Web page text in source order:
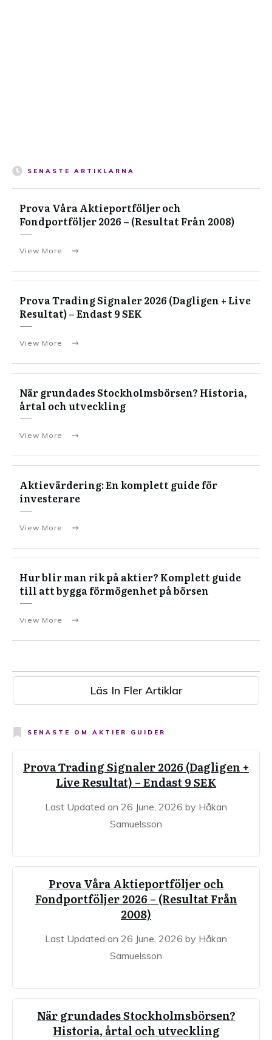
SENASTE ARTIKLARNA
Prova Våra Aktieportföljer och
Fondportföljer 2026 – (Resultat Från 2008)
View More
Prova Trading Signaler 2026 (Dagligen + Live
Resultat) – Endast 9 SEK
View More
När grundades Stockholmsbörsen? Historia,
årtal och utveckling
View More
Aktievärdering: En komplett guide för
investerare
View More
Hur blir man rik på aktier? Komplett guide
till att bygga förmögenhet på börsen
View More
Läs In Fler Artiklar
SENASTE OM AKTIER GUIDER
Prova Trading Signaler 2026 (Dagligen +
Live Resultat) – Endast 9 SEK
Last Updated on 26 June, 2026 by Håkan
Samuelsson
Prova Våra Aktieportföljer och
Fondportföljer 2026 – (Resultat Från
2008)
Last Updated on 26 June, 2026 by Håkan
Samuelsson
När grundades Stockholmsbörsen?
Historia, årtal och utveckling